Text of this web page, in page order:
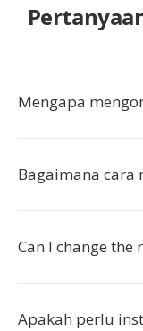
Mengapa
Bagaimana cara
Can I change
Apakah perlu